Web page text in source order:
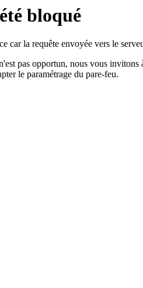
bloqué
car la requête envoyée vers le
pas opportun, nous vous invitons
le paramétrage du pare-feu.